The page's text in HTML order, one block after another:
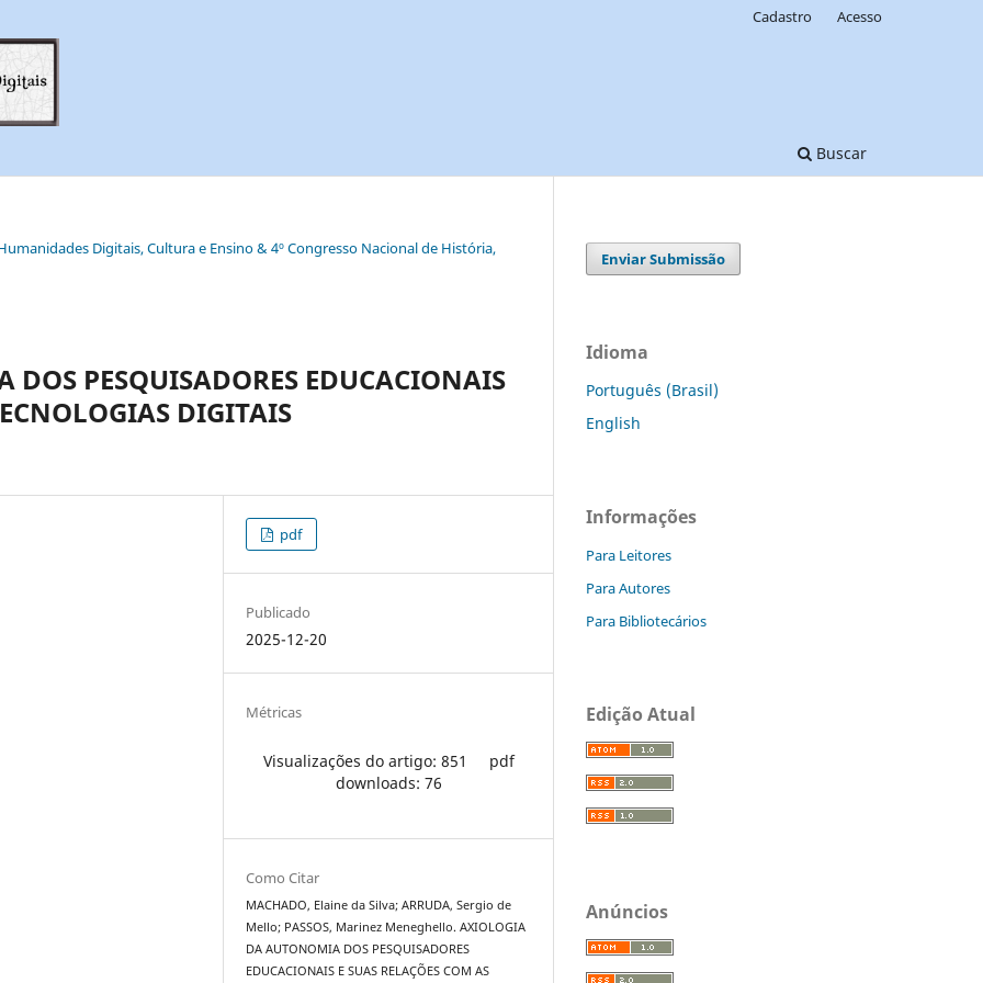
Buscar
Cadastro Acesso
Digitais, Cultura e Ensino & 4º Congresso Nacional de História,
PESQUISADORES EDUCACIONAIS
DIGITAIS
pdf
Publicado
2025-12-20
Métricas
Visualizações do artigo: 851
pdf
downloads: 76
Como Citar
MACHADO, Elaine da Silva; ARRUDA, Sergio de
Mello; PASSOS, Marinez Meneghello. AXIOLOGIA
DA AUTONOMIA DOS PESQUISADORES
EDUCACIONAIS E SUAS RELAÇÕES COM AS
Enviar Submissão
Idioma
Português (Brasil)
English
Informações
Para Leitores
Para Autores
Para Bibliotecários
Edição Atual
Anúncios